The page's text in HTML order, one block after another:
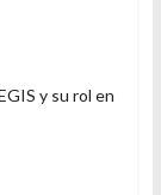
y su rol en